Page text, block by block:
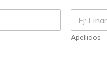
Apellidos